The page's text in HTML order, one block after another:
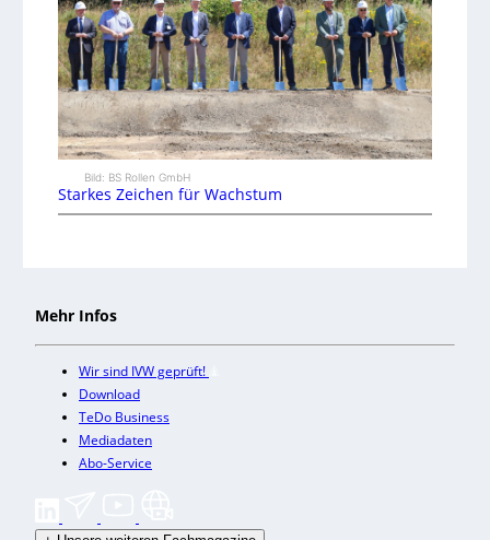
Bild: BS Rollen GmbH
Starkes Zeichen für Wachstum
Mehr Infos
Wir sind IVW geprüft!
Download
TeDo Business
Mediadaten
Abo-Service